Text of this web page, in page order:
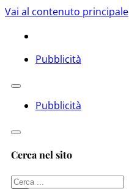
Vai al contenuto principale
Pubblicità
Pubblicità
Cerca nel sito
Cerca